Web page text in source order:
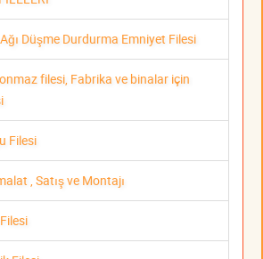
Düşme Durdurma Emniyet Filesi
filesi, Fabrika ve binalar için
Filesi
, Satış ve Montajı